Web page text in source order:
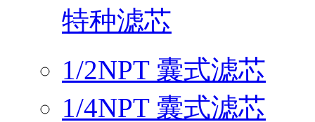
特种滤芯
1/2NPT 囊式滤芯
1/4NPT 囊式滤芯